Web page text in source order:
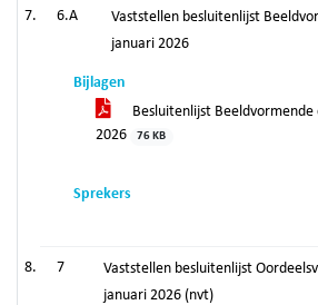
6.A
Vaststellen besluitenlijst
januari 2026
Bijlagen
Besluitenlijst Beeldvormende
2026
76 KB
Sprekers
7
Vaststellen besluitenlijst
januari 2026 (nvt)